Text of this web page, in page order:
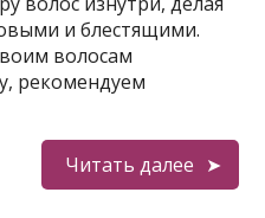
и блестящими.
волосам
рекомендуем
Читать далее